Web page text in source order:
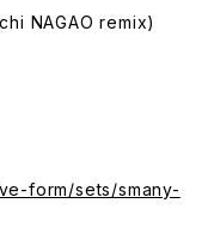
NAGAO remix)
form/sets/smany-